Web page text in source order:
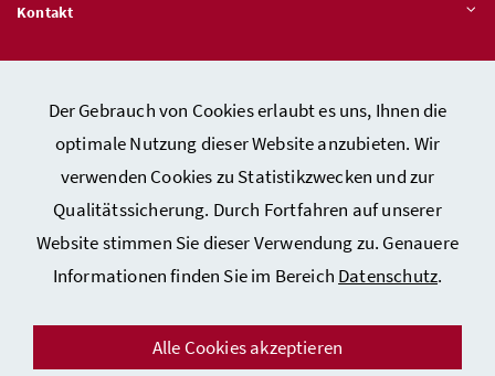
Der Gebrauch von Cookies erlaubt es uns, Ihnen die
optimale Nutzung dieser Website anzubieten. Wir
verwenden Cookies zu Statistikzwecken und zur
Qualitätssicherung. Durch Fortfahren auf unserer
Website stimmen Sie dieser Verwendung zu. Genauere
Informationen finden Sie im Bereich Datenschutz.
Alle Cookies akzeptieren
Kontakt
Hinweisgeber:innen – Stelle für Rechtsverletzungen
Barrierefreiheitserklärung
Impressum